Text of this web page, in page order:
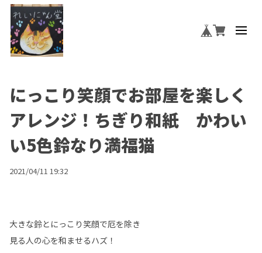
にっこり笑顔でお部屋を楽しく
アレンジ！ちぎり和紙 かわい
い5色鈴なり満福猫
2021/04/11 19:32
大きな鈴とにっこり笑顔で厄を除き
見る人の心を和ませるハズ！